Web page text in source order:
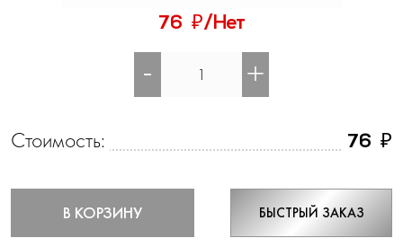
76 ₽/Нет
- +
Стоимость: 76 ₽
В КОРЗИНУ БЫСТРЫЙ ЗАКАЗ